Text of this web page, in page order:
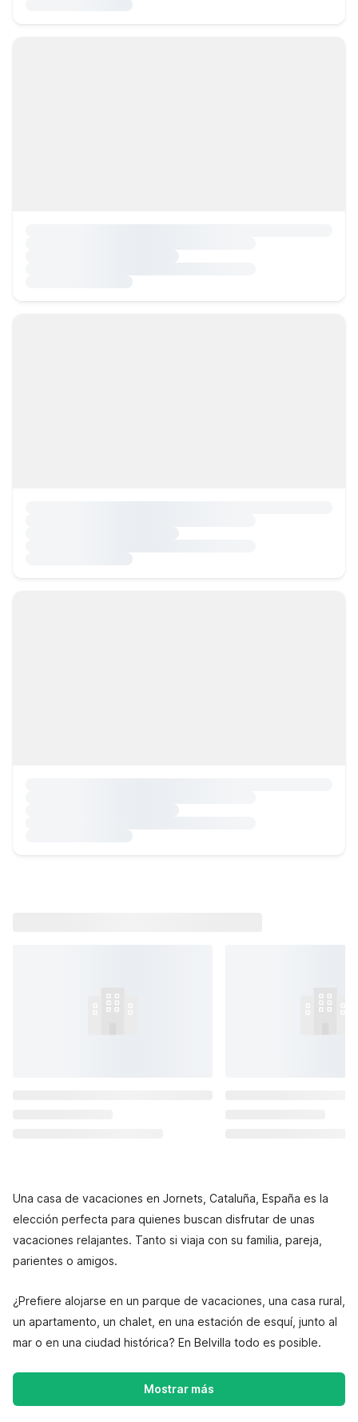
Una casa de vacaciones en Jornets, Cataluña, España es la
elección perfecta para quienes buscan disfrutar de unas
vacaciones relajantes. Tanto si viaja con su familia, pareja,
parientes o amigos.
¿Prefiere alojarse en un parque de vacaciones, una casa rural,
un apartamento, un chalet, en una estación de esquí, junto al
mar o en una ciudad histórica? En Belvilla todo es posible.
Mostrar más